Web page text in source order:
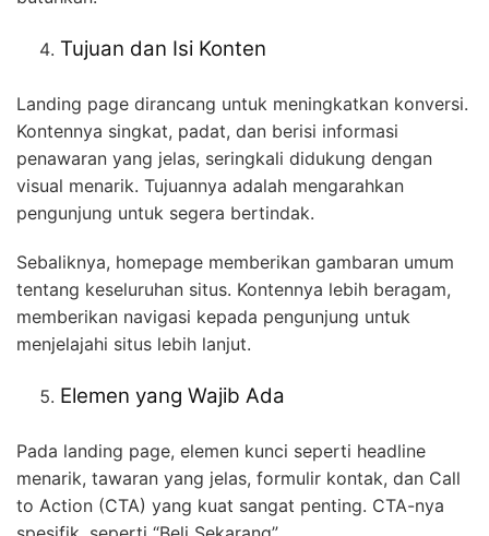
Tujuan dan Isi Konten
Landing page dirancang untuk meningkatkan konversi.
Kontennya singkat, padat, dan berisi informasi
penawaran yang jelas, seringkali didukung dengan
visual menarik. Tujuannya adalah mengarahkan
pengunjung untuk segera bertindak.
Sebaliknya, homepage memberikan gambaran umum
tentang keseluruhan situs. Kontennya lebih beragam,
memberikan navigasi kepada pengunjung untuk
menjelajahi situs lebih lanjut.
Elemen yang Wajib Ada
Pada landing page, elemen kunci seperti headline
menarik, tawaran yang jelas, formulir kontak, dan Call
to Action (CTA) yang kuat sangat penting. CTA-nya